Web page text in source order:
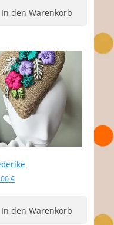
105,00 €75,00 €.
In den Warenkorb
€
In den Warenkorb